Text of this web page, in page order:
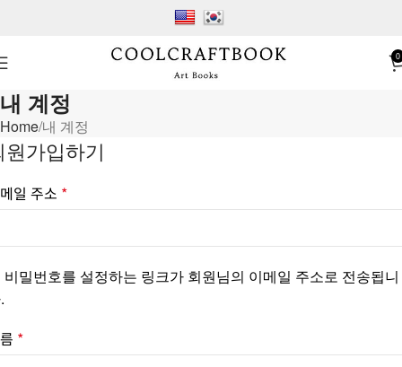
0
내 계정
Home내 계정
원가입하기
일 주소 *
비밀번호를 설정하는 링크가 회원님의 이메일 주소로 전송됩니
*